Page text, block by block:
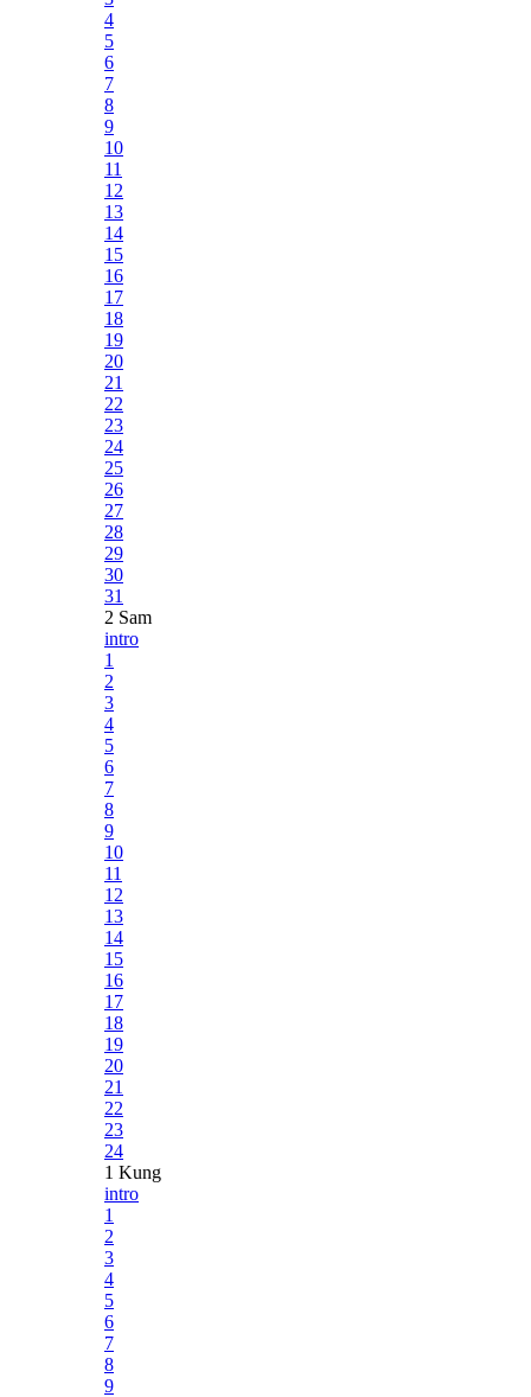
4
5
6
7
8
9
10
11
12
13
14
15
16
17
18
19
20
21
22
23
24
25
26
27
28
29
30
31
2 Sam
intro
1
2
3
4
5
6
7
8
9
10
11
12
13
14
15
16
17
18
19
20
21
22
23
24
1 Kung
intro
1
2
3
4
5
6
7
8
9